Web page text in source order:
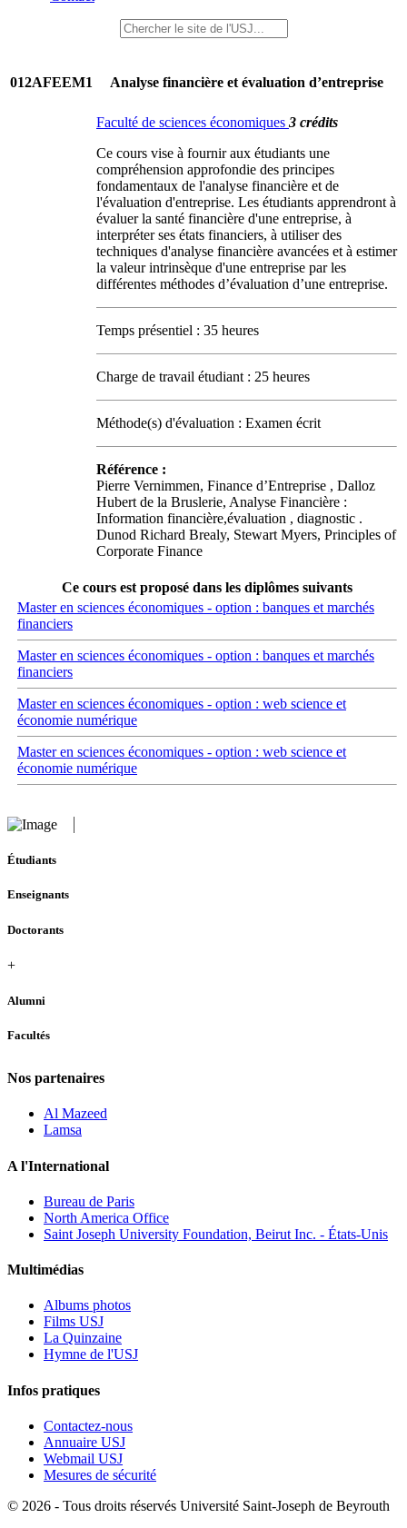
012AFEEM1 Analyse financière et évaluation d’entreprise
Faculté de sciences économiques 3 crédits
Ce cours vise à fournir aux étudiants une
compréhension approfondie des principes
fondamentaux de l'analyse financière et de
l'évaluation d'entreprise. Les étudiants apprendront à
évaluer la santé financière d'une entreprise, à
interpréter ses états financiers, à utiliser des
techniques d'analyse financière avancées et à estimer
la valeur intrinsèque d'une entreprise par les
différentes méthodes d’évaluation d’une entreprise.
Temps présentiel : 35 heures
Charge de travail étudiant : 25 heures
Méthode(s) d'évaluation : Examen écrit
Référence :
Pierre Vernimmen, Finance d’Entreprise , Dalloz
Hubert de la Bruslerie, Analyse Financière :
Information financière,évaluation , diagnostic .
Dunod Richard Brealy, Stewart Myers, Principles of
Corporate Finance
Ce cours est proposé dans les diplômes suivants
Master en sciences économiques - option : banques et marchés
financiers
Master en sciences économiques - option : banques et marchés
financiers
Master en sciences économiques - option : web science et
économie numérique
Master en sciences économiques - option : web science et
économie numérique
Étudiants
Enseignants
Doctorants
+
Alumni
Facultés
Nos partenaires
Al Mazeed
Lamsa
A l'International
Bureau de Paris
North America Office
Saint Joseph University Foundation, Beirut Inc. - États-Unis
Multimédias
Albums photos
Films USJ
La Quinzaine
Hymne de l'USJ
Infos pratiques
Contactez-nous
Annuaire USJ
Webmail USJ
Mesures de sécurité
© 2026 - Tous droits réservés Université Saint-Joseph de Beyrouth